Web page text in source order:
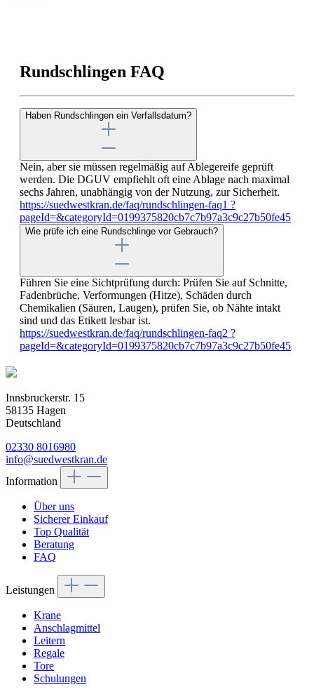
Rundschlingen FAQ
Haben Rundschlingen ein Verfallsdatum?
Nein, aber sie müssen regelmäßig auf Ablegereife geprüft
werden. Die DGUV empfiehlt oft eine Ablage nach maximal
sechs Jahren, unabhängig von der Nutzung, zur Sicherheit.
https://suedwestkran.de/faq/rundschlingen-faq1 ?
pageId=&categoryId=0199375820cb7c7b97a3c9c27b50fe45
Wie prüfe ich eine Rundschlinge vor Gebrauch?
Führen Sie eine Sichtprüfung durch: Prüfen Sie auf Schnitte,
Fadenbrüche, Verformungen (Hitze), Schäden durch
Chemikalien (Säuren, Laugen), prüfen Sie, ob Nähte intakt
sind und das Etikett lesbar ist.
https://suedwestkran.de/faq/rundschlingen-faq2 ?
pageId=&categoryId=0199375820cb7c7b97a3c9c27b50fe45
Innsbruckerstr. 15
58135 Hagen
Deutschland
02330 8016980
info@suedwestkran.de
Information
Über uns
Sicherer Einkauf
Top Qualität
Beratung
FAQ
Leistungen
Krane
Anschlagmittel
Leitern
Regale
Tore
Schulungen